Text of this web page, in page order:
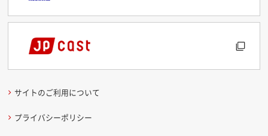
サイトのご利用について
プライバシーポリシー